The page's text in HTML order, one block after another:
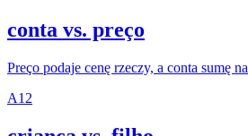
conta vs. preço
Preço podaje cenę rzeczy, a conta sumę
A1 2